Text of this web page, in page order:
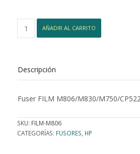
era:
94,01€.86,60€.
FILM
AÑADIR AL CARRITO
Descripción
Fuser FILM M806/M830/M750/
SKU: FILM-M806
CATEGORÍAS: FUSORES HP